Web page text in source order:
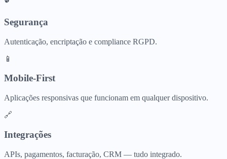
Segurança
Autenticação, encriptação e compliance RGPD.
📱
Mobile-First
Aplicações responsivas que funcionam em qualquer dispositivo.
🔗
Integrações
APIs, pagamentos, facturação, CRM — tudo integrado.